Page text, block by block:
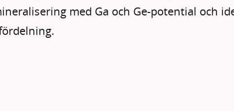
med Ga och Ge-potential och